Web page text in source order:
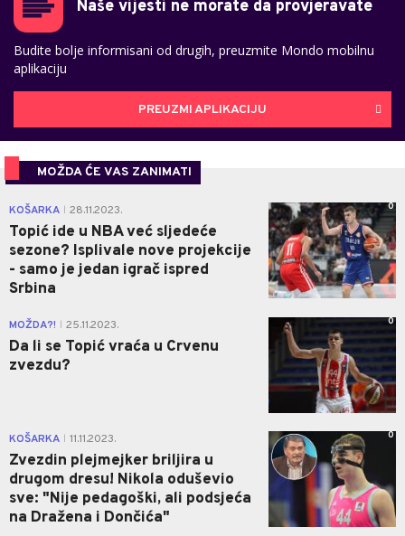
Naše vijesti ne morate da provjeravate
Budite bolje informisani od drugih, preuzmite Mondo mobilnu
aplikaciju
PREUZMI APLIKACIJU
MOŽDA ĆE VAS ZANIMATI
KOŠARKA 28.11.2023.
Topić ide u NBA već sljedeće
sezone? Isplivale nove projekcije
- samo je jedan igrač ispred
Srbina
0
MOŽDA?! 25.11.2023.
Da li se Topić vraća u Crvenu
zvezdu?
0
KOŠARKA 11.11.2023.
Zvezdin plejmejker briljira u
drugom dresu! Nikola oduševio
sve: "Nije pedagoški, ali podsjeća
na Dražena i Dončića"
0